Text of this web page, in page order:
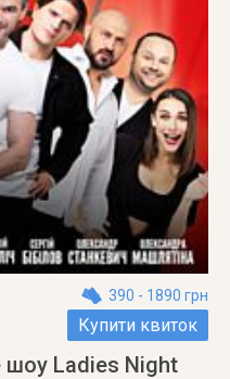
390 - 1890 грн
Купити квиток
Ladies Night